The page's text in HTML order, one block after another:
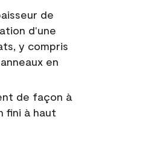
de
d'une
y compris
en
de façon à
fini à haut